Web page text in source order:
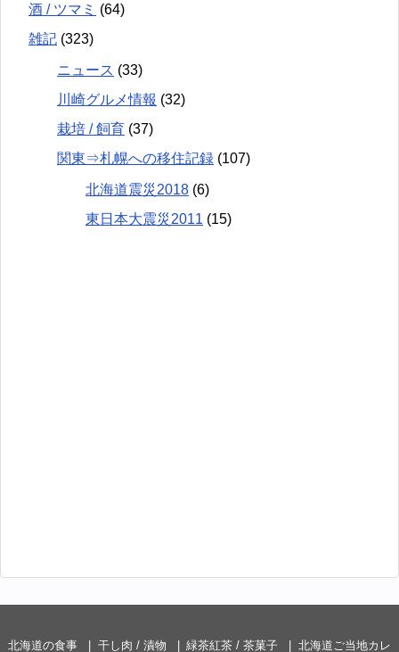
酒 / ツマミ (64)
雑記 (323)
ニュース (33)
川崎グルメ情報 (32)
栽培 / 飼育 (37)
関東⇒札幌への移住記録 (107)
北海道震災2018 (6)
東日本大震災2011 (15)
北海道の食事 干し肉 / 漬物 緑茶紅茶 / 茶菓子 北海道ご当地カレ